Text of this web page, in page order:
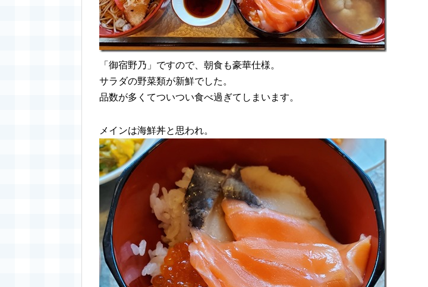
「御宿野乃」ですので、朝食も豪華仕様。
サラダの野菜類が新鮮でした。
品数が多くてついつい食べ過ぎてしまいます。
メインは海鮮丼と思われ。